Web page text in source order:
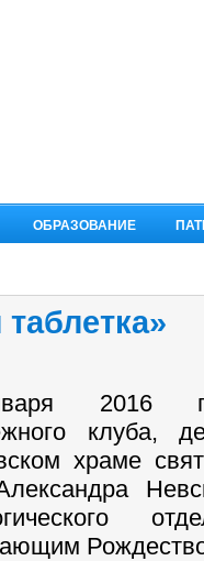
ОБРАЗОВАНИЕ
2016
клуба,
храме